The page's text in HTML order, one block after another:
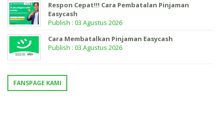
Respon Cepat!!! Cara Pembatalan Pinjaman
Easycash
Publish : 03 Agustus 2026
Cara Membatalkan Pinjaman Easycash
Publish : 03 Agustus 2026
FANSPAGE KAMI